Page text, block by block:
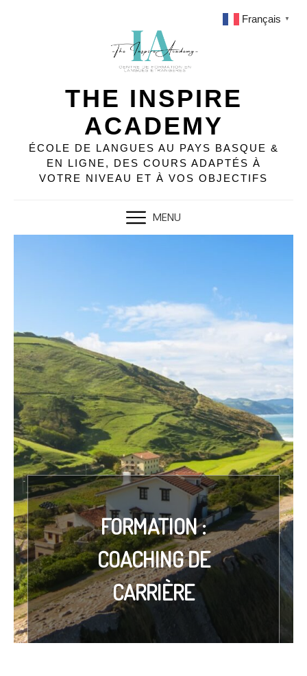
THE INSPIRE
ACADEMY
ÉCOLE DE LANGUES AU PAYS BASQUE &
EN LIGNE, DES COURS ADAPTÉS À
VOTRE NIVEAU ET À VOS OBJECTIFS
MENU
FORMATION :
COACHING DE
CARRIÈRE
Français ▼